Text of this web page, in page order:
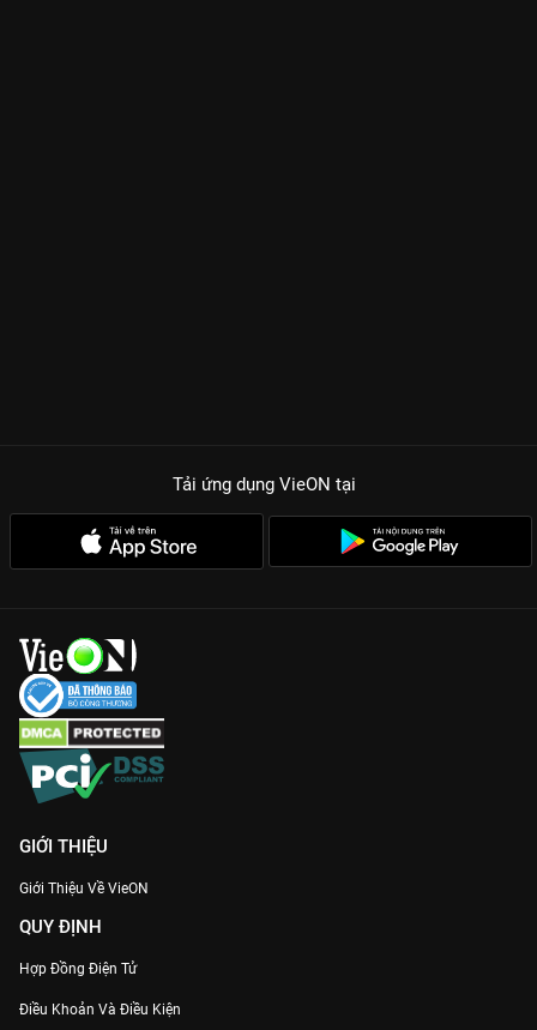
Tải ứng dụng VieON tại
GIỚI THIỆU
Giới Thiệu Về VieON
QUY ĐỊNH
Hợp Đồng Điện Tử
Điều Khoản Và Điều Kiện